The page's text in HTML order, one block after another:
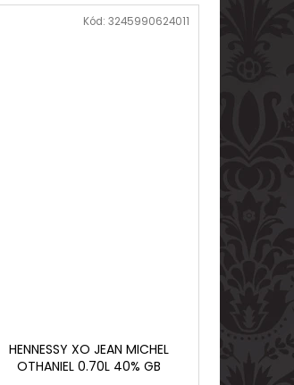
HENNESSY XO JEAN MICHEL
OTHANIEL 0.70L 40% GB
Kód: 3245990624011